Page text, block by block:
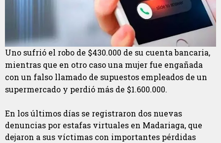
Uno sufrió el robo de $430.000 de su cuenta bancaria,
mientras que en otro caso una mujer fue engañada
con un falso llamado de supuestos empleados de un
supermercado y perdió más de $1.600.000.
En los últimos días se registraron dos nuevas
denuncias por estafas virtuales en Madariaga, que
dejaron a sus víctimas con importantes pérdidas